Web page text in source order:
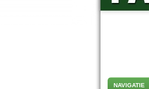
NAVIGATIE